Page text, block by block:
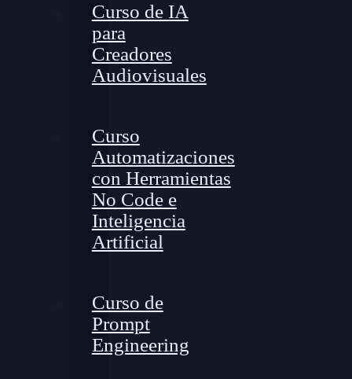
Curso de IA
para
Creadores
Audiovisuales
Curso
Automatizaciones
con Herramientas
No Code e
Inteligencia
Artificial
Curso de
Prompt
Engineering